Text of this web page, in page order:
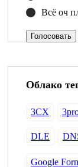
Всё оч
Голосовать
Облако
3CX
DLE
Google